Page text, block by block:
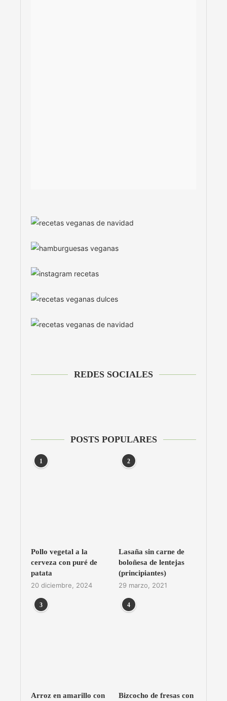
REDES SOCIALES
POSTS POPULARES
1
Pollo vegetal a la
cerveza con puré de
patata
20 diciembre, 2024
2
Lasaña sin carne de
boloñesa de lentejas
(principiantes)
29 marzo, 2021
3
Arroz en amarillo con
4
Bizcocho de fresas con